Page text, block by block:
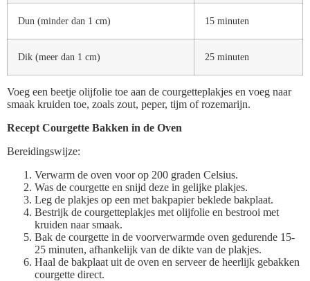
Dun (minder dan 1 cm) 15 minuten
Dik (meer dan 1 cm) 25 minuten
Voeg een beetje olijfolie toe aan de courgetteplakjes en voeg naar
smaak kruiden toe, zoals zout, peper, tijm of rozemarijn.
Recept Courgette Bakken in de Oven
Bereidingswijze:
Verwarm de oven voor op 200 graden Celsius.
Was de courgette en snijd deze in gelijke plakjes.
Leg de plakjes op een met bakpapier beklede bakplaat.
Bestrijk de courgetteplakjes met olijfolie en bestrooi met
kruiden naar smaak.
Bak de courgette in de voorverwarmde oven gedurende 15-
25 minuten, afhankelijk van de dikte van de plakjes.
Haal de bakplaat uit de oven en serveer de heerlijk gebakken
courgette direct.